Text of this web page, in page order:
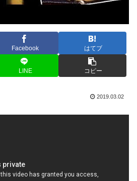
Facebook はてブ
LINE コピー
2019.03.02